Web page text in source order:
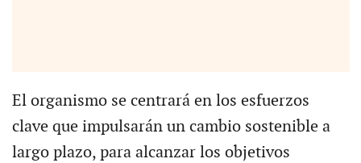
El organismo se centrará en los esfuerzos
clave que impulsarán un cambio sostenible a
largo plazo, para alcanzar los objetivos